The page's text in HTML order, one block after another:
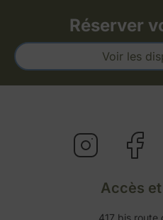
Réserver
Voir les
Accès
417 bis route